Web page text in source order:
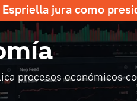
Espriella jura como
procesos económicos